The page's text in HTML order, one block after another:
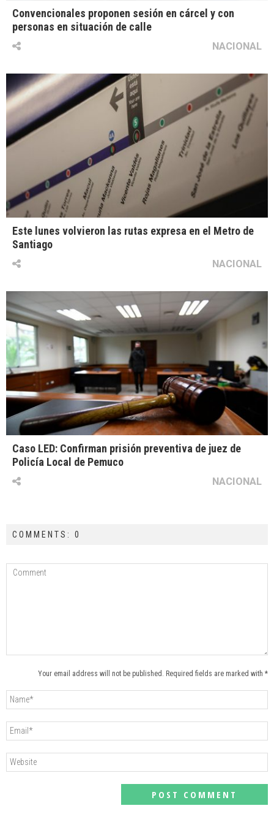
Convencionales proponen sesión en cárcel y con
personas en situación de calle
NACIONAL
Este lunes volvieron las rutas expresa en el Metro de
Santiago
NACIONAL
Caso LED: Confirman prisión preventiva de juez de
Policía Local de Pemuco
NACIONAL
COMMENTS: 0
Your email address will not be published. Required fields are marked with *